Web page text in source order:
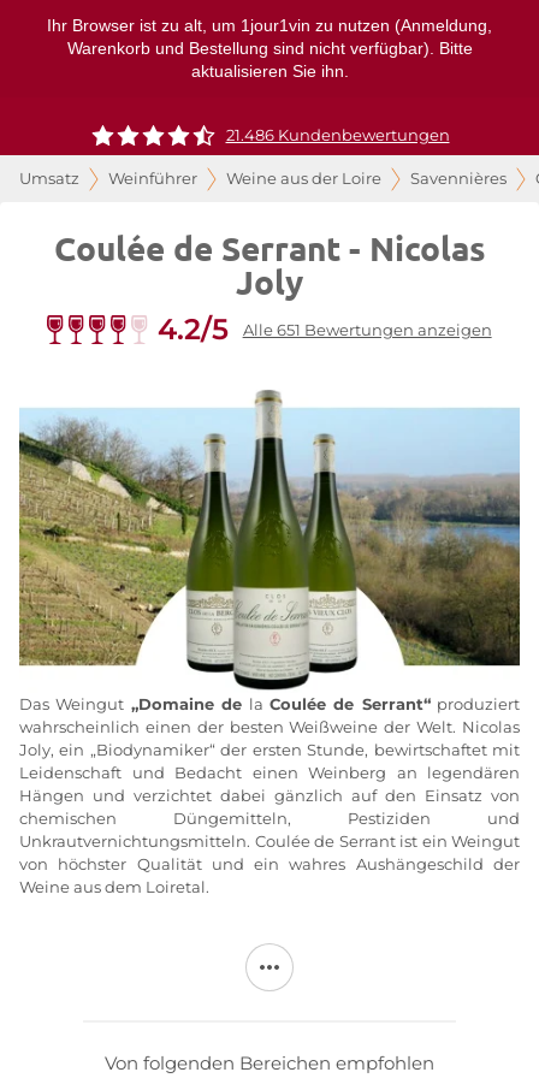
Ihr Browser ist zu alt, um 1jour1vin zu nutzen (Anmeldung,
Warenkorb und Bestellung sind nicht verfügbar). Bitte
aktualisieren Sie ihn.
21.486 Kundenbewertungen
Umsatz Weinführer Weine aus der Loire Savennières
Coulée de Serrant - Nicolas
Joly
4.2/5 Alle 651 Bewertungen anzeigen
Das Weingut „Domaine de la Coulée de Serrant“produziert
wahrscheinlich einen der besten Weißweine der Welt. Nicolas
Joly, ein „Biodynamiker“ der ersten Stunde, bewirtschaftet mit
Leidenschaft und Bedacht einen Weinberg an legendären
Hängen und verzichtet dabei gänzlich auf den Einsatz von
chemischen Düngemitteln, Pestiziden und
Unkrautvernichtungsmitteln. Coulée de Serrant ist ein Weingut
von höchster Qualität und ein wahres Aushängeschild der
Weine aus dem Loiretal.
kontrollierte Herkunftsbezeichnung mit einer Fläche von nur 7
Hektar. Die an sehr steilen Hängen oberhalb der Loire
neuer Rebstöcke, die die Einzigartigkeit des Ortes in sich
Von folgenden Bereichen empfohlen